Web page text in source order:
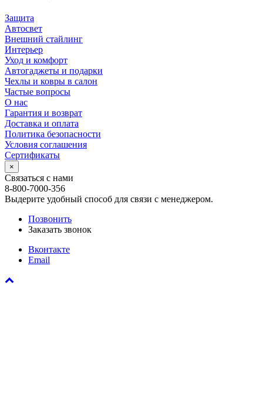
Защита
Автосвет
Внешний стайлинг
Интерьер
Уход и комфорт
Автогаджеты и подарки
Чехлы и ковры в салон
Частые вопросы
О нас
Гарантия и возврат
Доставка и оплата
Политика безопасности
Условия соглашения
Сертификаты
×
Связаться с нами
8-800-7000-356
Выдерите удобный способ для связи с менеджером.
Позвонить
Заказать звонок
Вконтакте
Email